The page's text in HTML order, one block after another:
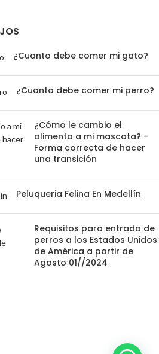
¿Cuanto debe comer mi gato?
¿Cuanto debe comer mi perro?
¿Cómo le cambio el
alimento a mi mascota? –
Forma correcta de hacer
una transición
Peluqueria Felina En Medellín
Requisitos para entrada de
perros a los Estados Unidos
de América a partir de
Agosto 01//2024